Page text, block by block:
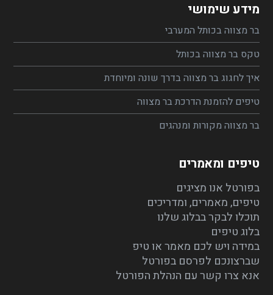
מידע שימושי
בר מצווה בכותל המערבי
טקס בר מצווה בכותל
איך לחגוג בר מצווה בדרך שונה ומיוחדת
טיפים להזמנת הדרכת בר מצווה
בר מצווה מקורות ומנהגים
טיפים ומאמרים
בפורטל אנו מציגים
טיפים, מאמרים, ומדריכים
תוכלו לבקר בבלוג שלנו
בלוג טיפים
במידה ויש לכם מאמר או טיפ
שברצונכם לפרסם בפורטל
אנא צרו קשר עם הנהלת הפורטל